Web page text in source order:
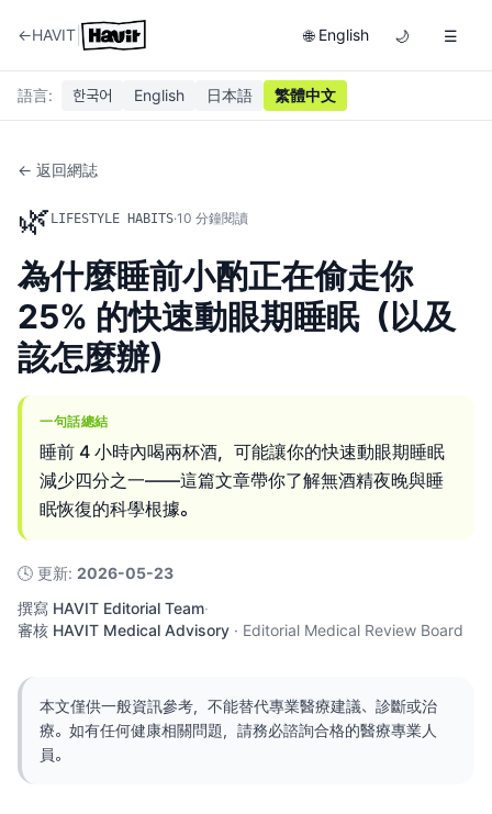
←HAVIT 🌐 English 🌙 ☰
語言: 한국어 English 日本語 繁體中文
← 返回網誌
🌿 LIFESTYLE HABITS·10 分鐘閱讀
為什麼睡前小酌正在偷走你
25% 的快速動眼期睡眠（以及
該怎麼辦）
一句話總結
睡前 4 小時內喝兩杯酒，可能讓你的快速動眼期睡眠
減少四分之一——這篇文章帶你了解無酒精夜晚與睡
眠恢復的科學根據。
🕓 更新: 2026-05-23
撰寫 HAVIT Editorial Team·
審核 HAVIT Medical Advisory · Editorial Medical Review Board
本文僅供一般資訊參考，不能替代專業醫療建議、診斷或治
療。如有任何健康相關問題，請務必諮詢合格的醫療專業人
員。